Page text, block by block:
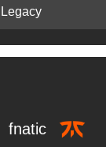
Legacy
fnatic